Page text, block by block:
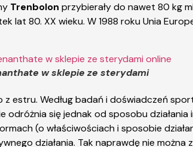
Trenbolon przybierały do nawet 80 kg
80. XX wieku. W 1988 roku Unia
w sklepie ze sterydami
estru. Według badań i doświadczeń
odróżnia się jednak od sposobu
(o właściwościach i sposobie
działania. Tak naprawdę nie